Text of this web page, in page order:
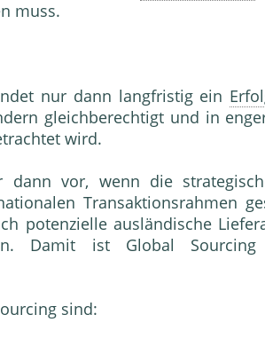
muss.
nur dann langfristig ein
gleichberechtigt und in
wird.
dann vor, wenn die
Transaktionsrahmen
potenzielle ausländische
Damit ist Global Sourcing
sind: